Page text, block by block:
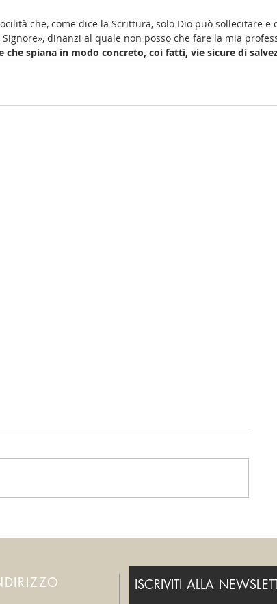
che, come dice la Scrittura, solo Dio può sollecitare e
dinanzi al quale non posso che fare la mia
che spiana in modo concreto, coi fatti, vie sicure di
ISCRIVITI ALLA